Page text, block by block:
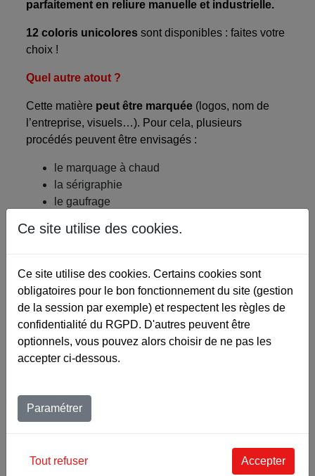
parfaitement en reliure manuelle et industrielle.
12 coloris unicolores sont disponibles : faites votre
choix !
Quel autre atout ?
Cette matière peut être marquée (logos, nom de
l’entreprise, visuels…). Pour cela, plusieurs
procédés peuvent être envisagés :
le marquage à chaud
la sérigraphie
le gaufrage
Fiche produit
Ajouter au devis
CARACTERISTIQUES
‹
Ce site utilise des cookies.
Ce site utilise des cookies. Certains cookies sont
obligatoires pour le bon fonctionnement du site (gestion
de la session par exemple) et respectent les règles de
confidentialité du RGPD. D'autres peuvent être
optionnels, vous pouvez alors choisir de ne pas les
accepter ci-dessous.
Paramétrer
Tout refuser Accepter